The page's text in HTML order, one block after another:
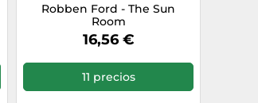
Robben Ford - The Sun
Room
16,56 €
11 precios